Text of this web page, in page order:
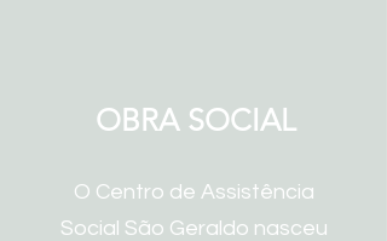
OBRA SOCIAL
O Centro de Assistência
Social São Geraldo nasceu